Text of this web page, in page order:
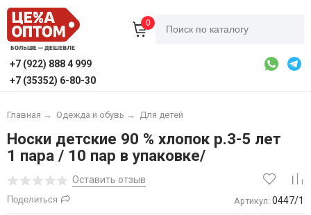
0
+7 (922) 888 4 999
+7 (35352) 6-80-30
Главная → Одежда и обувь → Для детей
Носки детские 90 % хлопок р.3-5 лет
1 пара / 10 пар в упаковке/
Оставить отзыв
Поделиться Артикул: 0447/1